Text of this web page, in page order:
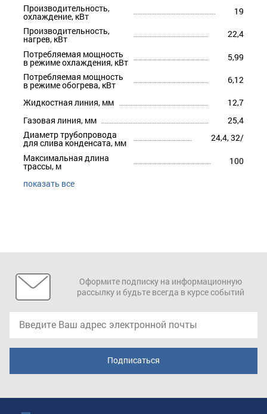
Производительность,
охлаждение, кВт
19
Производительность,
нагрев, кВт
22,4
Потребляемая мощность
в режиме охлаждения, кВт
5,99
Потребляемая мощность
в режиме обогрева, кВт 6,12
Жидкостная линия, мм
12,7
Газовая линия, мм
25,4
Диаметр трубопровода
для слива конденсата, мм
24,4, 32/
Максимальная длина
трассы, м 100
показать все
Оформите подписку на информационную
рассылку и будьте всегда в курсе событий